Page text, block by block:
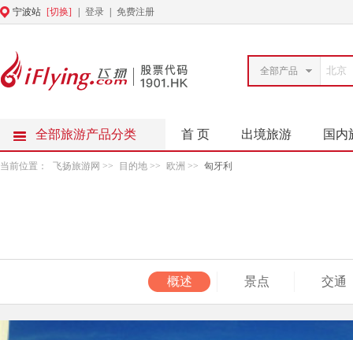
宁波站 [切换] 登录 免费注册
全部产品
全部旅游产品分类 首 页 出境旅游 国内
当前位置： 飞扬旅游网 >> 目的地 >> 欧洲 >> 匈牙利
概述 景点 交通